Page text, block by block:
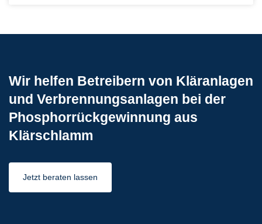
Wir helfen Betreibern von Kläranlagen
und Verbrennungsanlagen bei der
Phosphorrückgewinnung aus
Klärschlamm
Jetzt beraten lassen